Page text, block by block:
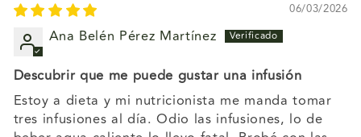
06/03/2026
Ana Belén Pérez Martínez
Descubrir que me puede gustar una infusión
Estoy a dieta y mi nutricionista me manda tomar
tres infusiones al día. Odio las infusiones, lo de